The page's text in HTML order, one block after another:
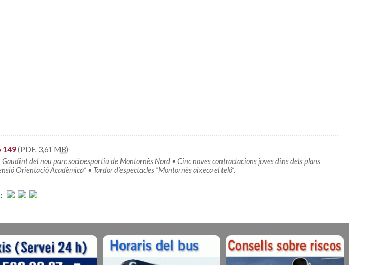
149(PDF, 3,61 MB)
Gaudint del nou parc socioesportiu de Montornès Nord • Cinc noves contractacions joves dins dels plans
Orientació Acadèmica” • Tardor d’espectacles “Montornès aixeca el teló”.